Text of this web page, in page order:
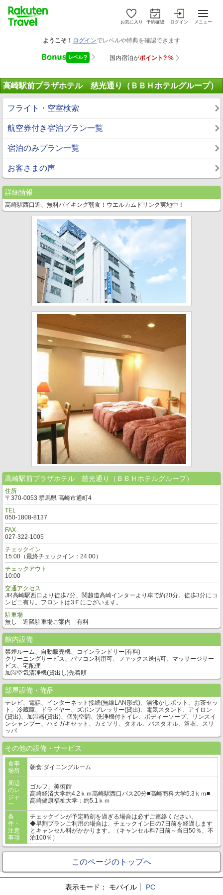
お気に入り 予約確認 ログイン メニュー
高崎駅前プラザホテル 慈光通り（ＢＢＨホテルグループ）
フライト・空室検索
航空券付き宿泊プラン一覧
宿泊のみプラン一覧
お客さまの声
詳細情報
高崎駅西口近、無料バイキング朝食！ウエルカムドリンク実地中！
高崎駅前プラザホテル 慈光通り（ＢＢＨホテルグループ）
住所
〒370-0053 群馬県 高崎市通町4
TEL
050-1808-8137
FAX
027-322-1005
チェックイン
15:00（最終チェックイン：24:00）
チェックアウト
10:00
交通アクセス
JR高崎駅西口より徒歩7分、関越道高崎インターより車で約20分。徒歩3分にコ
ンビニ有り。フロントは3Ｆにございます。
駐車場
無し 近隣駐車場ご案内 有料
館内設備
禁煙ルーム、自動販売機、コインランドリー(有料)
クリーニングサービス、パソコン利用可、ファックス送信可、マッサージサー
ビス、宅配便
加湿空気清浄機(貸出し)先着順
部屋設備・備品
テレビ、電話、インターネット接続(無線LAN形式)、湯沸かしポット、お茶セッ
ト、冷蔵庫、ドライヤー、ズボンプレッサー(貸出)、電気スタンド、アイロン
(貸出)、加湿器(貸出)、個別空調、洗浄機付トイレ、ボディーソープ、リンスイ
ンシャンプー、ハミガキセット、カミソリ、タオル、バスタオル、浴衣、スリ
ッパ
その他の設備・サービス
食事
場所
朝食:ダイニングルーム
周辺
のレ
ジャ
ー
ゴルフ、美術館
高崎経済大学約4.2ｋｍ高崎駅西口バス20分■高崎商科大学5.3ｋｍ■
高崎健康福祉大学：約5.1ｋｍ
条
件・
注意
事項
チェックインが予定時刻を過ぎる場合は必ずご連絡ください。
◆早割プランご利用の場合は、チェックイン日の7日前を経過します
とキャンセル料がかかります。（キャンセル料7日前～当日50％、不
泊100％）
このページのトップへ
表示モード： モバイル PC